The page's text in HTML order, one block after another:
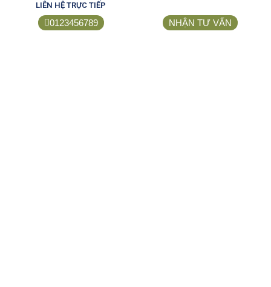
LIÊN HỆ TRỰC TIẾP
0123456789 NHẬN TƯ VẤN